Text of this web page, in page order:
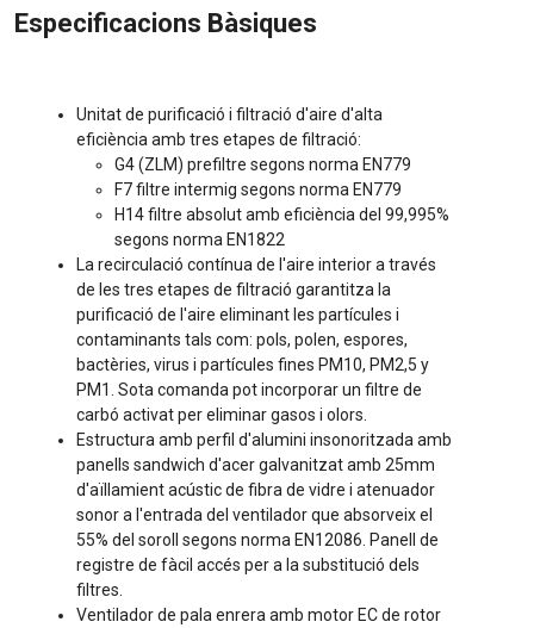
Especificacions Bàsiques
Unitat de purificació i filtració d'aire d'alta
eficiència amb tres etapes de filtració:
G4 (ZLM) prefiltre segons norma EN779
F7 filtre intermig segons norma EN779
H14 filtre absolut amb eficiència del 99,995%
segons norma EN1822
La recirculació contínua de l'aire interior a través
de les tres etapes de filtració garantitza la
purificació de l'aire eliminant les partícules i
contaminants tals com: pols, polen, espores,
bactèries, virus i partícules fines PM10, PM2,5 y
PM1. Sota comanda pot incorporar un filtre de
carbó activat per eliminar gasos i olors.
Estructura amb perfil d'alumini insonoritzada amb
panells sandwich d'acer galvanitzat amb 25mm
d'aïllamient acústic de fibra de vidre i atenuador
sonor a l'entrada del ventilador que absorveix el
55% del soroll segons norma EN12086. Panell de
registre de fàcil accés per a la substitució dels
filtres.
Ventilador de pala enrera amb motor EC de rotor